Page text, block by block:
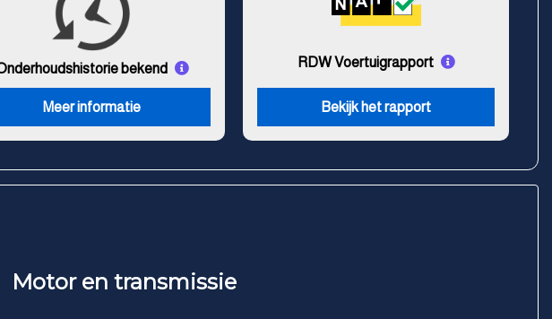
historie bekend
Meer informatie
RDW Voertuigrapport
Bekijk het rapport
Motor en transmissie